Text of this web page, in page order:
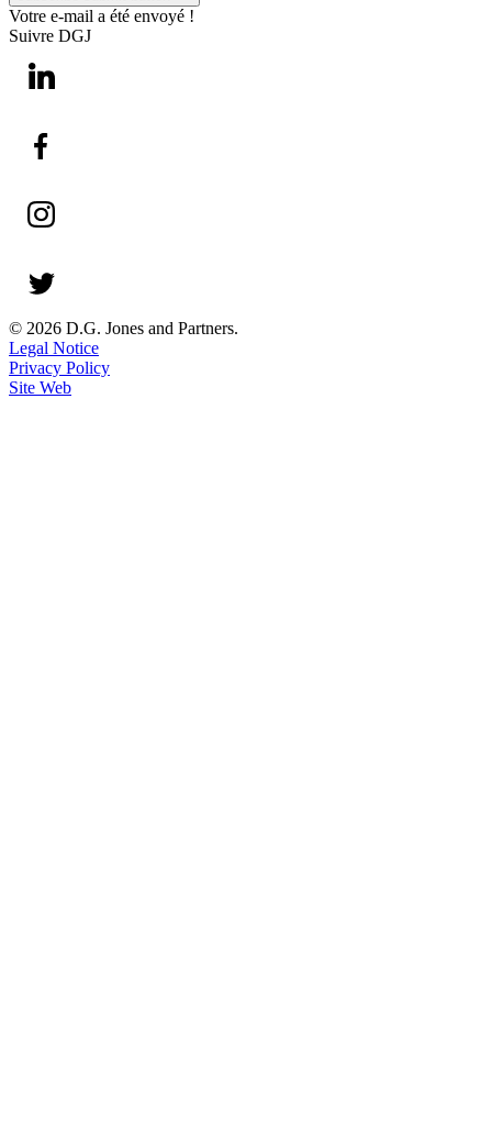
Votre e-mail a été envoyé !
Suivre DGJ
© 2026 D.G. Jones and Partners.
Legal Notice
Privacy Policy
Site Web